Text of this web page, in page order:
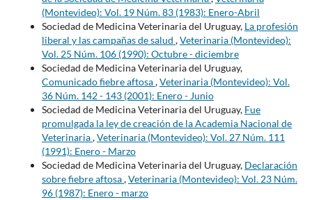
(Montevideo): Vol. 19 Núm. 83 (1983): Enero-Abril
Sociedad de Medicina Veterinaria del Uruguay, La profesión
liberal y las campañas de salud ,Veterinaria (Montevideo):
Vol. 25 Núm. 106 (1990): Octubre - diciembre
Sociedad de Medicina Veterinaria del Uruguay,
Comunicado fiebre aftosa,Veterinaria (Montevideo): Vol.
36 Núm. 142 - 143 (2001): Enero - Junio
Sociedad de Medicina Veterinaria del Uruguay, Fue
promulgada la ley de creación de la Academia Nacional de
Veterinaria,Veterinaria (Montevideo): Vol. 27 Núm. 111
(1991): Enero - Marzo
Sociedad de Medicina Veterinaria del Uruguay, Declaración
sobre fiebre aftosa,Veterinaria (Montevideo): Vol. 23 Núm.
96 (1987): Enero - marzo